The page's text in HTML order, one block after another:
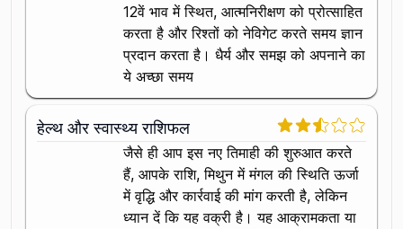
12वें भाव में स्थित, आत्मनिरीक्षण को प्रोत्साहित
करता है और रिश्तों को नेविगेट करते समय ज्ञान
प्रदान करता है। धैर्य और समझ को अपनाने का
ये अच्छा समय
हेल्थ और स्वास्थ्य राशिफल
जैसे ही आप इस नए तिमाही की शुरुआत करते
हैं, आपके राशि, मिथुन में मंगल की स्थिति ऊर्जा
में वृद्धि और कार्रवाई की मांग करती है, लेकिन
ध्यान दें कि यह वक्री है। यह आक्रामकता या